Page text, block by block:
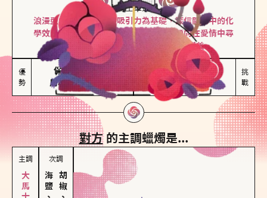
大馬士革玫瑰
浪漫型的人以激情與性吸引力為基礎，深信關係中的化
學效應，認為每次相遇都是命中註定。傾向在愛情中尋
找火花，經常表達對另一半的愛意和讚美。
優
勢
保持戀愛新鮮感
用心策劃浪漫驚喜
情緒起伏較大
感情中較需要關注
挑
戰
對方的主調蠟燭是...
主調 次調